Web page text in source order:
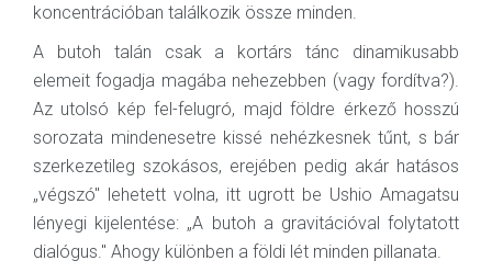
koncentrációban találkozik össze minden.
A butoh talán csak a kortárs tánc dinamikusabb
elemeit fogadja magába nehezebben (vagy fordítva?).
Az utolsó kép fel-felugró, majd földre érkező hosszú
sorozata mindenesetre kissé nehézkesnek tűnt, s bár
szerkezetileg szokásos, erejében pedig akár hatásos
„végszó" lehetett volna, itt ugrott be Ushio Amagatsu
lényegi kijelentése: „A butoh a gravitációval folytatott
dialógus." Ahogy különben a földi lét minden pillanata.